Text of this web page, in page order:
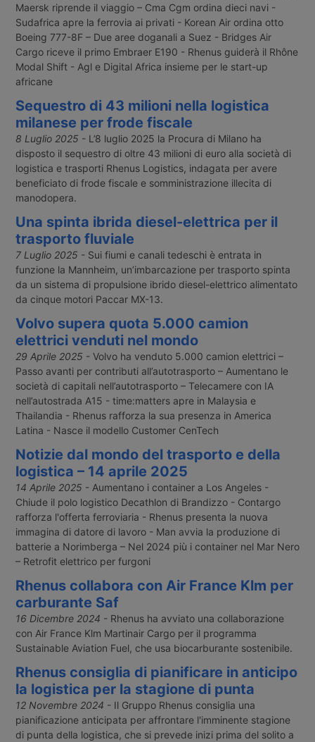
Maersk riprende il viaggio – Cma Cgm ordina dieci navi -
Sudafrica apre la ferrovia ai privati - Korean Air ordina otto
Boeing 777-8F – Due aree doganali a Suez - Bridges Air
Cargo riceve il primo Embraer E190 - Rhenus guiderà il Rhône
Modal Shift - Agl e Digital Africa insieme per le start-up
africane
Sequestro di 43 milioni nella logistica
milanese per frode fiscale
8 Luglio 2025 - L’8 luglio 2025 la Procura di Milano ha
disposto il sequestro di oltre 43 milioni di euro alla società di
logistica e trasporti Rhenus Logistics, indagata per avere
beneficiato di frode fiscale e somministrazione illecita di
manodopera.
Una spinta ibrida diesel-elettrica per il
trasporto fluviale
7 Luglio 2025 - Sui fiumi e canali tedeschi è entrata in
funzione la Mannheim, un’imbarcazione per trasporto spinta
da un sistema di propulsione ibrido diesel-elettrico alimentato
da cinque motori Paccar MX-13.
Volvo supera quota 5.000 camion
elettrici venduti nel mondo
29 Aprile 2025 - Volvo ha venduto 5.000 camion elettrici –
Passo avanti per contributi all’autotrasporto – Aumentano le
società di capitali nell’autotrasporto – Telecamere con IA
nell’autostrada A15 - time:matters apre in Malaysia e
Thailandia - Rhenus rafforza la sua presenza in America
Latina - Nasce il modello Customer CenTech
Notizie dal mondo del trasporto e della
logistica – 14 aprile 2025
14 Aprile 2025 - Aumentano i container a Los Angeles -
Chiude il polo logistico Decathlon di Brandizzo - Contargo
rafforza l'offerta ferroviaria - Rhenus presenta la nuova
immagina di datore di lavoro - Man avvia la produzione di
batterie a Norimberga – Nel 2024 più i container nel Mar Nero
– Retrofit elettrico per furgoni
Rhenus collabora con Air France Klm per
carburante Saf
16 Dicembre 2024 - Rhenus ha avviato una collaborazione
con Air France Klm Martinair Cargo per il programma
Sustainable Aviation Fuel, che usa biocarburante sostenibile.
Rhenus consiglia di pianificare in anticipo
la logistica per la stagione di punta
12 Novembre 2024 - Il Gruppo Rhenus consiglia una
pianificazione anticipata per affrontare l'imminente stagione
di punta della logistica, che si prevede inizi prima del solito a